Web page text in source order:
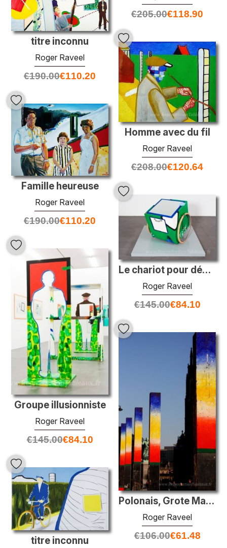
€205.00€118.90
titre inconnu
Roger Raveel
€190.00€110.20
Homme avec du fil
Roger Raveel
€208.00€120.64
Famille heureuse
Roger Raveel
€190.00€110.20
Le chariot pour déplacer le ciel
Roger Raveel
€145.00€84.10
Groupe illusionniste
Roger Raveel
€145.00€84.10
Polonais, Grote Markt à Haarlem, Pays-Bas
Roger Raveel
€106.00€61.48
titre inconnu